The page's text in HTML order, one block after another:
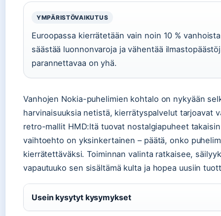
YMPÄRISTÖVAIKUTUS
Euroopassa kierrätetään vain noin 10 %
säästää luonnonvaroja ja vähentää
parannettavaa on yhä.
Vanhojen Nokia-puhelimien kohtalo on nykyään
harvinaisuuksia netistä, kierrätyspalvelut tarjoavat
retro-mallit HMD:ltä tuovat nostalgiapuheet
vaihtoehto on yksinkertainen – päätä, onko
kierrätettäväksi. Toiminnan valinta ratkaisee,
vapautuuko sen sisältämä kulta ja hopea uusiin
Usein kysytyt kysymykset